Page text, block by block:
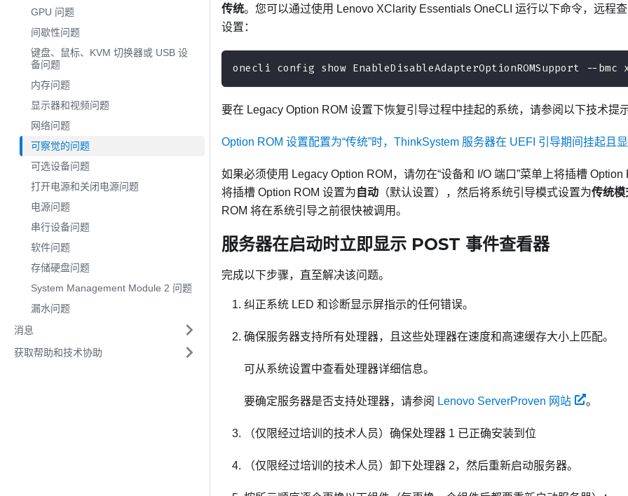
GPU 问题
间歇性问题
键盘、鼠标、KVM 切换器或 USB 设
备问题
内存问题
显示器和视频问题
网络问题
可察觉的问题
可选设备问题
打开电源和关闭电源问题
电源问题
串行设备问题
软件问题
存储硬盘问题
System Management Module 2 问题
漏水问题
消息
获取帮助和技术协助
传统。您可以通过使用 Lenovo XClarity Essentials OneCLI 运行以下命令，远程
设置：
onecli config show EnableDisableAdapterOptionROMSupport --bmc
要在 Legacy Option ROM 设置下恢复引导过程中挂起的系统，请参阅以下技术提示
Option ROM 设置配置为“传统”时，ThinkSystem 服务器在 UEFI 引导期间挂起且
如果必须使用 Legacy Option ROM，请勿在“设备和 I/O 端口”菜单上将插槽 Option
将插槽 Option ROM 设置为 自动 （默认设置），然后将系统引导模式设置为传统模
ROM 将在系统引导之前很快被调用。
服务器在启动时立即显示 POST 事件查看器
完成以下步骤，直至解决该问题。
纠正系统 LED 和诊断显示屏指示的任何错误。
确保服务器支持所有处理器，且这些处理器在速度和高速缓存大小上匹配。
可从系统设置中查看处理器详细信息。
要确定服务器是否支持处理器，请参阅 Lenovo ServerProven 网站 。
（仅限经过培训的技术人员）确保处理器 1 已正确安装到位
（仅限经过培训的技术人员）卸下处理器 2，然后重新启动服务器。